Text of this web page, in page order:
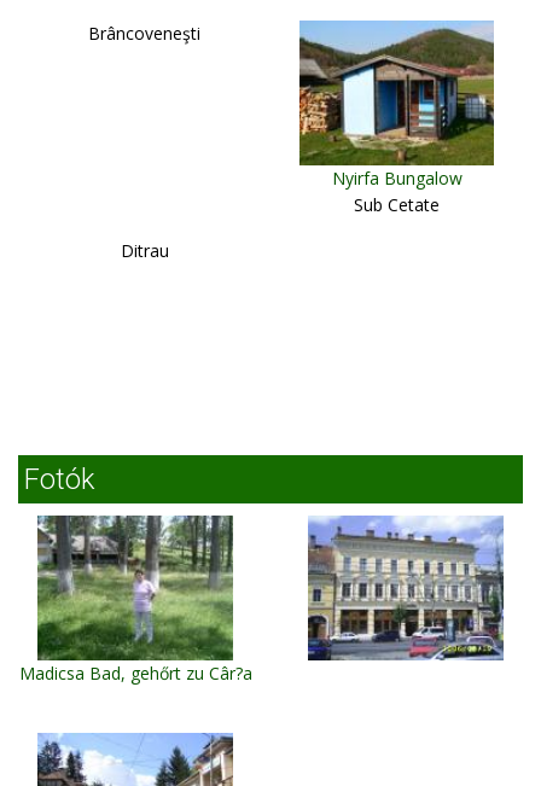
Brâncoveneşti
Nyirfa Bungalow
Sub Cetate
Ditrau
Fotók
Madicsa Bad, gehőrt zu Câr?a